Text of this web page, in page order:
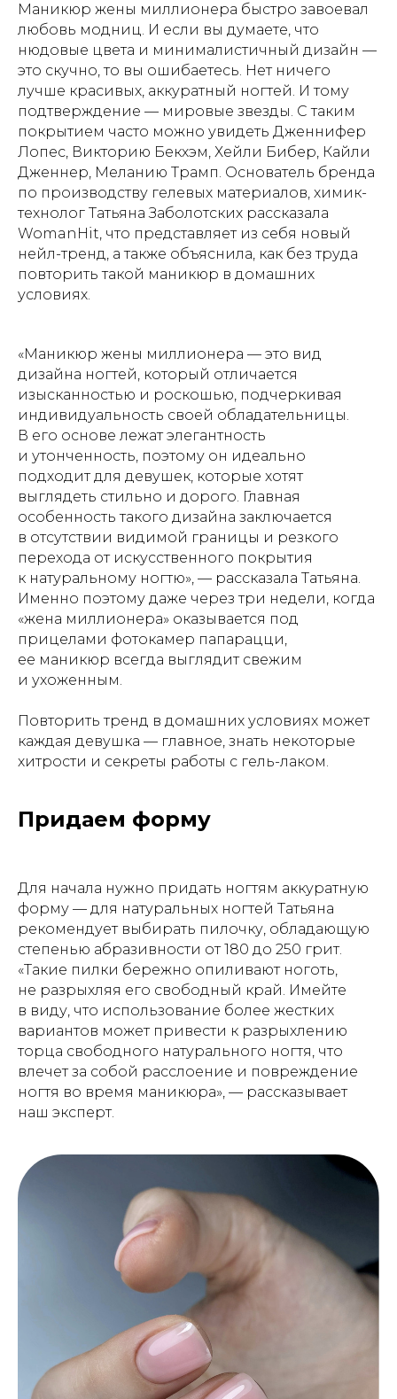
Маникюр жены миллионера быстро завоевал
любовь модниц. И если вы думаете, что
нюдовые цвета и минималистичный дизайн —
это скучно, то вы ошибаетесь. Нет ничего
лучше красивых, аккуратный ногтей. И тому
подтверждение — мировые звезды. С таким
покрытием часто можно увидеть Дженнифер
Лопес, Викторию Бекхэм, Хейли Бибер, Кайли
Дженнер, Меланию Трамп. Основатель бренда
по производству гелевых материалов, химик-
технолог Татьяна Заболотских рассказала
WomanHit, что представляет из себя новый
нейл-тренд, а также объяснила, как без труда
повторить такой маникюр в домашних
условиях.
«Маникюр жены миллионера — это вид
дизайна ногтей, который отличается
изысканностью и роскошью, подчеркивая
индивидуальность своей обладательницы.
В его основе лежат элегантность
и утонченность, поэтому он идеально
подходит для девушек, которые хотят
выглядеть стильно и дорого. Главная
особенность такого дизайна заключается
в отсутствии видимой границы и резкого
перехода от искусственного покрытия
к натуральному ногтю», — рассказала Татьяна.
Именно поэтому даже через три недели, когда
«жена миллионера» оказывается под
прицелами фотокамер папарацци,
ее маникюр всегда выглядит свежим
и ухоженным.
Повторить тренд в домашних условиях может
каждая девушка — главное, знать некоторые
хитрости и секреты работы с гель-лаком.
Придаем форму
Для начала нужно придать ногтям аккуратную
форму — для натуральных ногтей Татьяна
рекомендует выбирать пилочку, обладающую
степенью абразивности от 180 до 250 грит.
«Такие пилки бережно опиливают ноготь,
не разрыхляя его свободный край. Имейте
в виду, что использование более жестких
вариантов может привести к разрыхлению
торца свободного натурального ногтя, что
влечет за собой расслоение и повреждение
ногтя во время маникюра», — рассказывает
наш эксперт.